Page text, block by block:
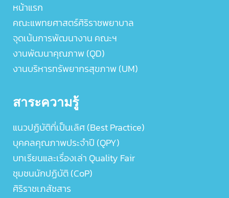
หน้าแรก
คณะแพทยศาสตร์ศิริราชพยาบาล
จุดเน้นการพัฒนางาน คณะฯ
งานพัฒนาคุณภาพ (QD)
งานบริหารทรัพยากรสุขภาพ (UM)
สาระความรู้
แนวปฏิบัติที่เป็นเลิศ (Best Practice)
บุคคลคุณภาพประจำปี (QPY)
บทเรียนและเรื่องเล่า Quality Fair
ชุมชนนักปฏิบัติ (CoP)
ศิริราชเภสัชสาร